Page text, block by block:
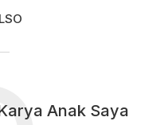
Anak Saya